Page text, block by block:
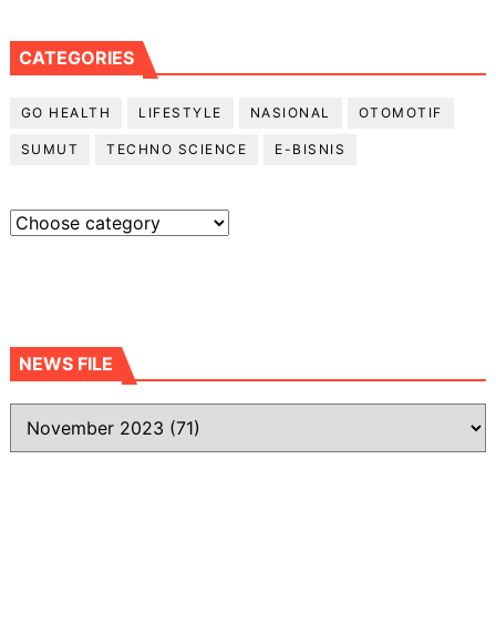
CATEGORIES
GO HEALTH LIFESTYLE NASIONAL OTOMOTIF
SUMUT TECHNO SCIENCE E-BISNIS
NEWS FILE